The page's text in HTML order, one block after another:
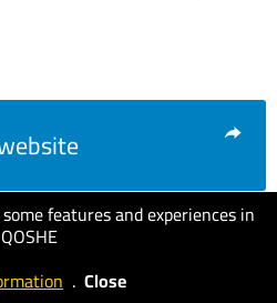
features and experiences in
QOSHE
. Close